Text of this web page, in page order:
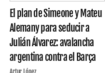
El plan de Simeone y Mateu
Alemany para seducir a
Julián Álvarez: avalancha
argentina contra el Barça